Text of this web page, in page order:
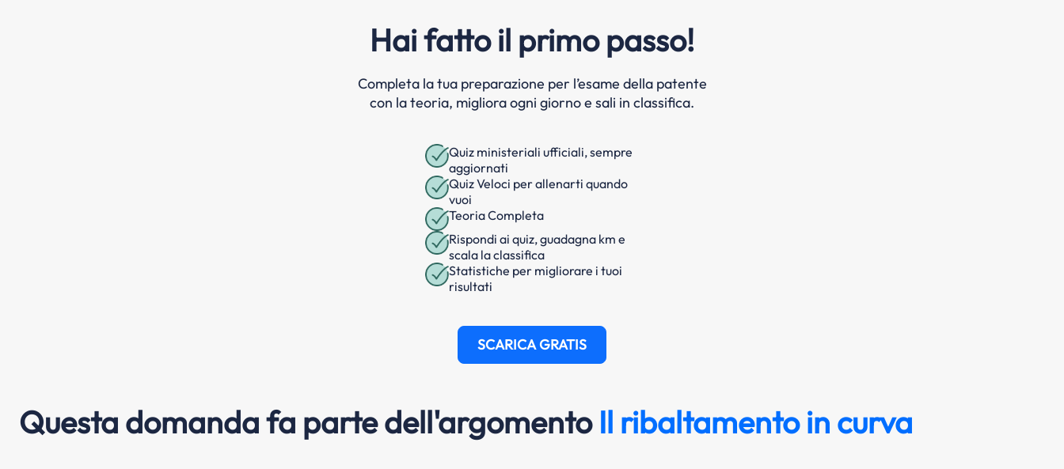
Hai fatto il primo passo!
Completa la tua preparazione per l’esame della patente
con la teoria, migliora ogni giorno e sali in classifica.
Quiz ministeriali ufficiali, sempre
aggiornati
Quiz Veloci per allenarti quando
vuoi
Teoria Completa
Rispondi ai quiz, guadagna km e
scala la classifica
Statistiche per migliorare i tuoi
risultati
SCARICA GRATIS
Questa domanda fa parte dell'argomento Il ribaltamento in curva